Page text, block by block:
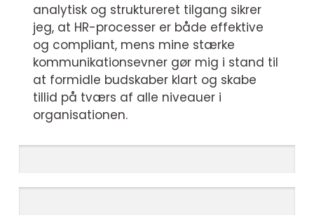
analytisk og struktureret tilgang sikrer
jeg, at HR-processer er både effektive
og compliant, mens mine stærke
kommunikationsevner gør mig i stand til
at formidle budskaber klart og skabe
tillid på tværs af alle niveauer i
organisationen.